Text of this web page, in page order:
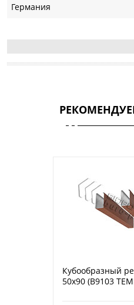
Германия
Кубообразный
50х90 (B9103